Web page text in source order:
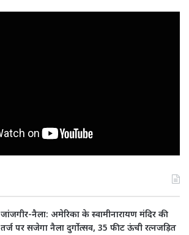
जांजगीर-नैला: अमेरिका के स्वामीनारायण मंदिर की
तर्ज पर सजेगा नैला दुर्गोत्सव, 35 फीट ऊंची रत्नजड़ित